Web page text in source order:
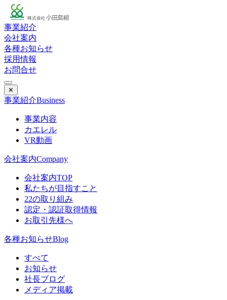
事業紹介
会社案内
各種お知らせ
採用情報
お問合せ
✕
事業紹介Business
事業内容
カエレル
VR動画
会社案内Company
会社案内TOP
私たちが目指すこと
22の取り組み
認定・認証取得情報
お取引先様へ
各種お知らせBlog
すべて
お知らせ
社長ブログ
メディア掲載